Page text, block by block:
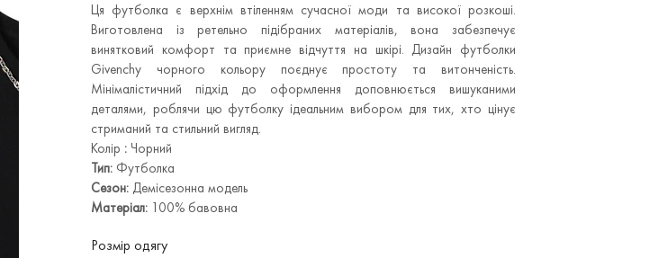
Ця футболка є верхнім втіленням сучасної моди та високої розкоші.
Виготовлена із ретельно підібраних матеріалів, вона забезпечує
винятковий комфорт та приємне відчуття на шкірі. Дизайн футболки
Givenchy чорного кольору поєднує простоту та витонченість.
Мінімалістичний підхід до оформлення доповнюється вишуканими
деталями, роблячи цю футболку ідеальним вибором для тих, хто цінує
стриманий та стильний вигляд.
Колір : Чорний
Тип: Футболка
Сезон: Демісезонна модель
Матеріал: 100% бавовна
Розмір одягу